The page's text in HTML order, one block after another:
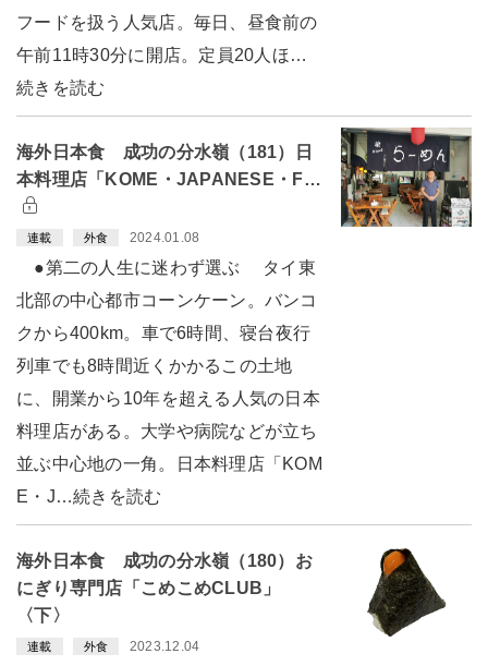
フードを扱う人気店。毎日、昼食前の
午前11時30分に開店。定員20人ほ…
続きを読む
海外日本食 成功の分水嶺（181）日
本料理店「KOME・JAPANESE・F…
連載 外食 2024.01.08
●第二の人生に迷わず選ぶ タイ東
北部の中心都市コーンケーン。バンコ
クから400km。車で6時間、寝台夜行
列車でも8時間近くかかるこの土地
に、開業から10年を超える人気の日本
料理店がある。大学や病院などが立ち
並ぶ中心地の一角。日本料理店「KOM
E・J…続きを読む
海外日本食 成功の分水嶺（180）お
にぎり専門店「こめこめCLUB」
〈下〉
連載 外食 2023.12.04